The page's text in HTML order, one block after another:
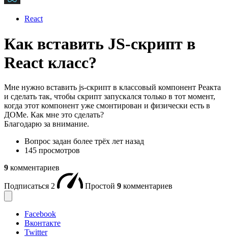
React
Как вставить JS-скрипт в
React класс?
Мне нужно вставить js-скрипт в классовый компонент Реакта
и сделать так, чтобы скрипт запускался только в тот момент,
когда этот компонент уже смонтирован и физически есть в
ДОМе. Как мне это сделать?
Благодарю за внимание.
Вопрос задан более трёх лет назад
145 просмотров
9 комментариев
Подписаться 2 Простой 9 комментариев
Facebook
Вконтакте
Twitter